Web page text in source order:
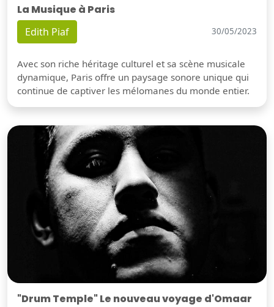
La Musique à Paris
Edith Piaf 30/05/2023
Avec son riche héritage culturel et sa scène musicale
dynamique, Paris offre un paysage sonore unique qui
continue de captiver les mélomanes du monde entier.
"Drum Temple" Le nouveau voyage d'Omaar